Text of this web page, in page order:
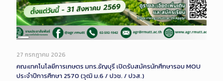
Long
Description
27 กรกฎาคม 2026
คณะเทคโนโลยีการเกษตร มทร.ธัญบุรี เปิดรับสมัครนักศึกษารอบ MOU
ประจำปีการศึกษา 2570 (วุฒิ ม.6 / ปวช. / ปวส.)